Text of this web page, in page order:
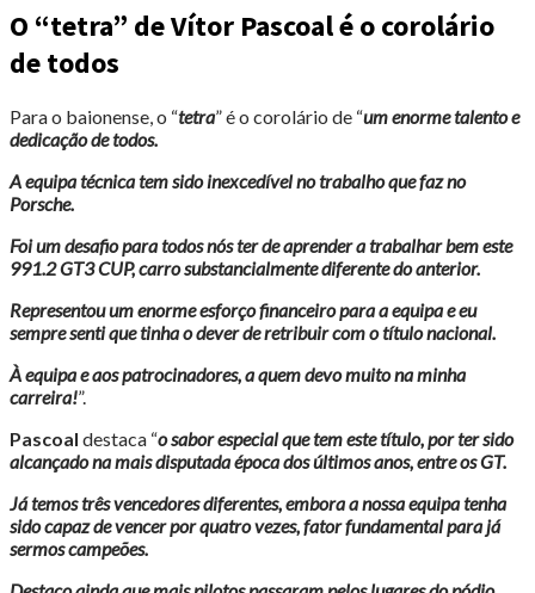
O “tetra” de Vítor Pascoal é o corolário
de todos
Para o baionense, o “tetra” é o corolário de “um enorme talento e
dedicação de todos.
A equipa técnica tem sido inexcedível no trabalho que faz no
Porsche.
Foi um desafio para todos nós ter de aprender a trabalhar bem este
991.2 GT3 CUP, carro substancialmente diferente do anterior.
Representou um enorme esforço financeiro para a equipa e eu
sempre senti que tinha o dever de retribuir com o título nacional.
À equipa e aos patrocinadores, a quem devo muito na minha
carreira!”.
Pascoal destaca “o sabor especial que tem este título, por ter sido
alcançado na mais disputada época dos últimos anos, entre os GT.
Já temos três vencedores diferentes, embora a nossa equipa tenha
sido capaz de vencer por quatro vezes, fator fundamental para já
sermos campeões.